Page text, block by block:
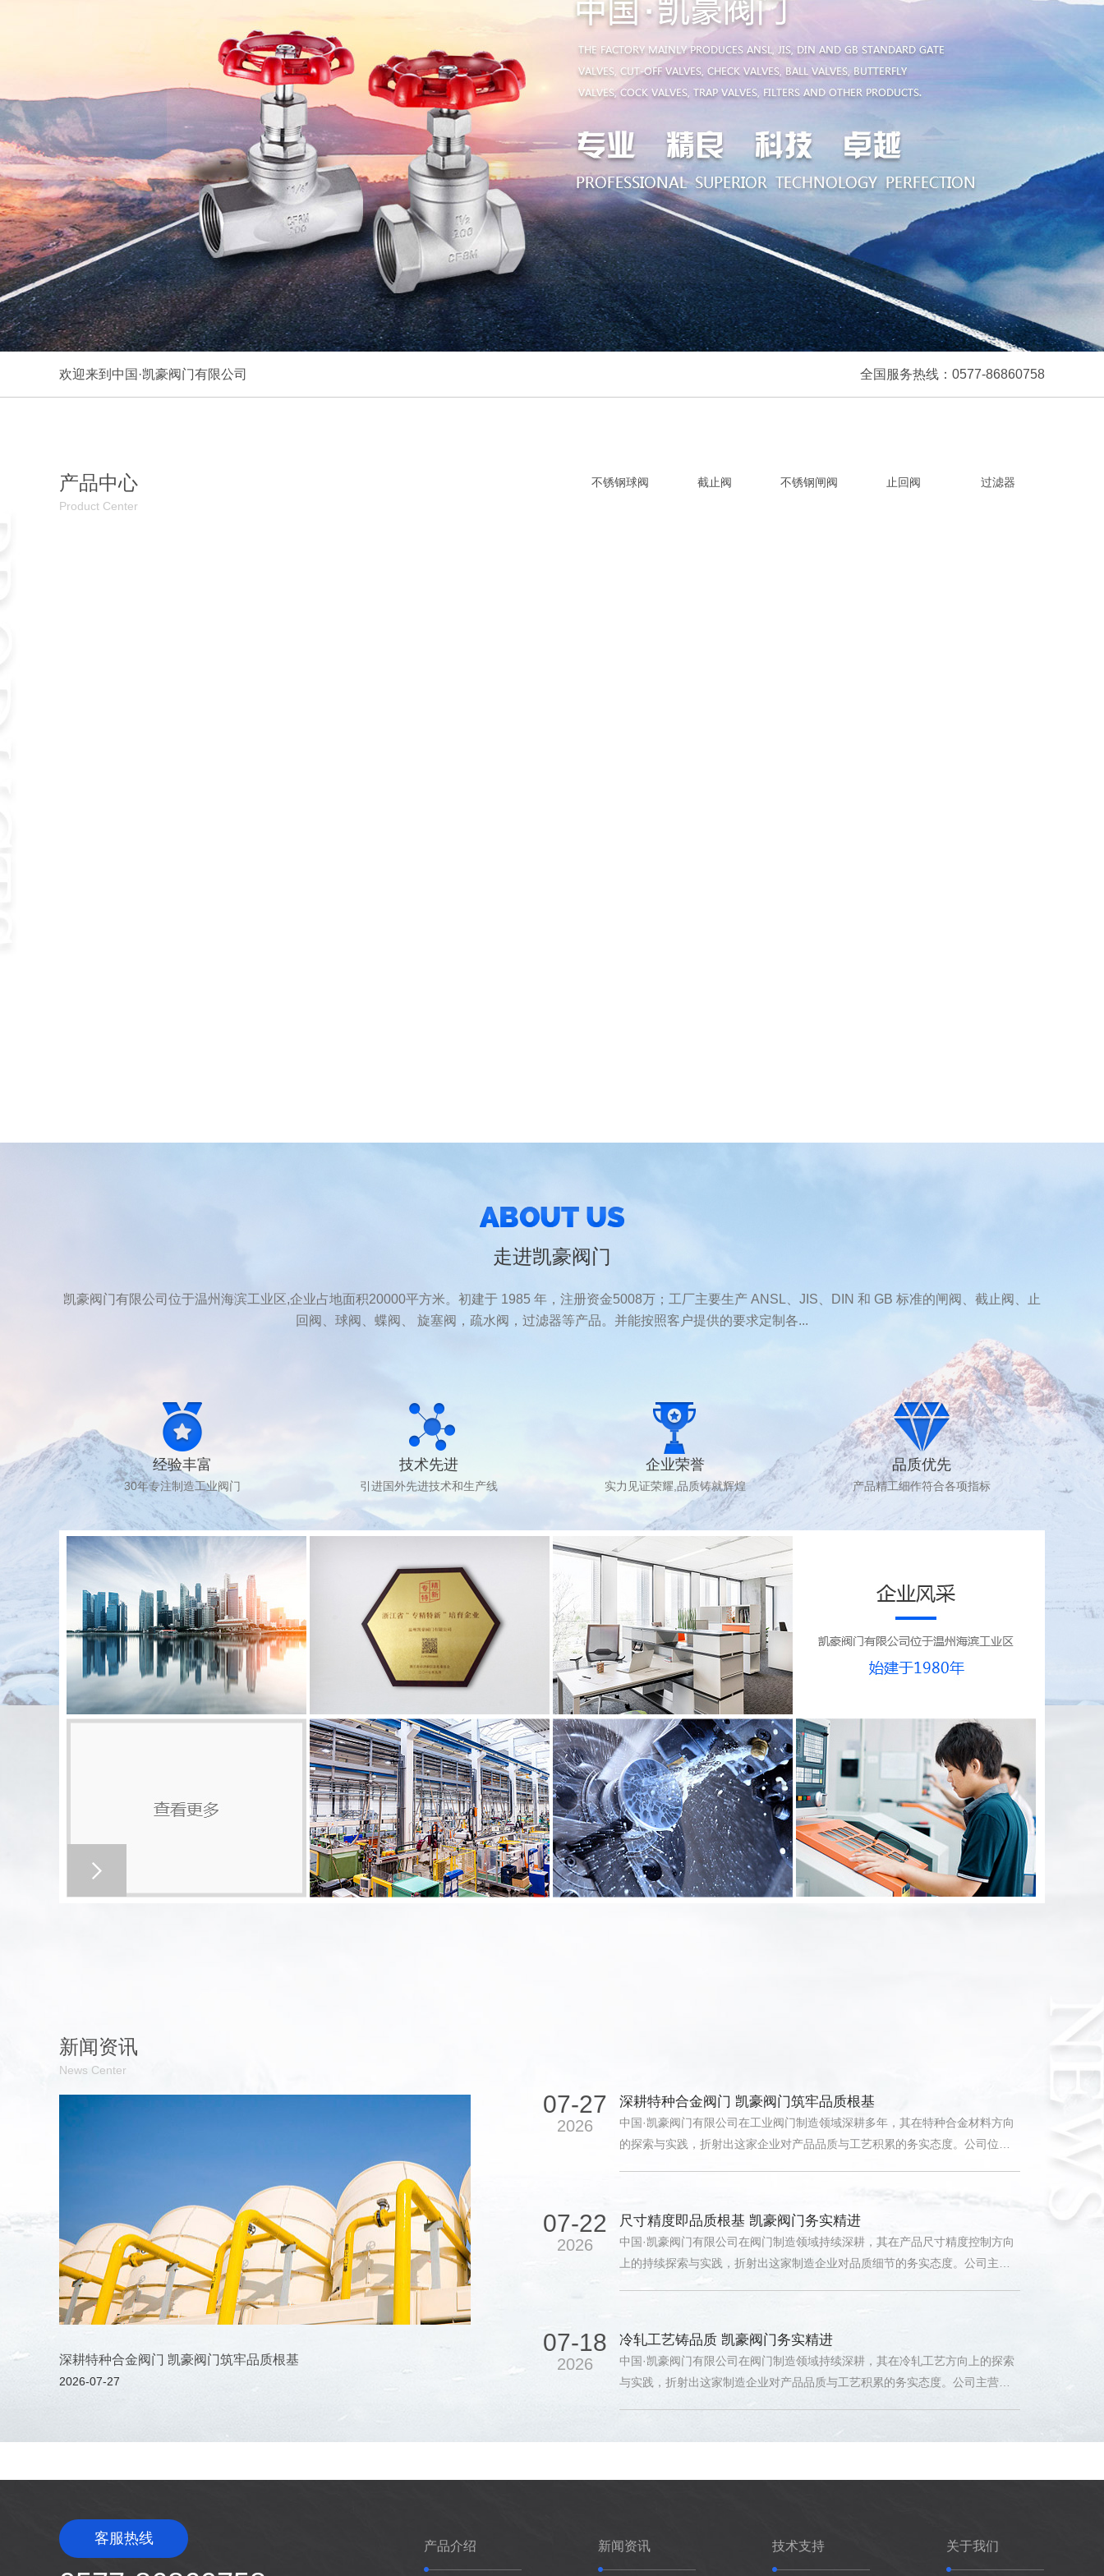
欢迎来到中国·凯豪阀门有限公司 全国服务热线：0577-86860758
产品中心
Product Center
不锈钢球阀 截止阀 不锈钢闸阀 止回阀 过滤器
走进凯豪阀门
凯豪阀门有限公司位于温州海滨工业区,企业占地面积20000平方米。初建于 1985 年，注册资金5008万；工厂主要生产 ANSL、JIS、DIN 和 GB 标准的闸阀、截止阀、止
回阀、球阀、蝶阀、 旋塞阀，疏水阀，过滤器等产品。并能按照客户提供的要求定制各...
经验丰富
30年专注制造工业阀门
技术先进
引进国外先进技术和生产线
企业荣誉
实力见证荣耀,品质铸就辉煌
品质优先
产品精工细作符合各项指标
关于凯豪 企业荣誉 企业风采
新闻资讯
News Center
深耕特种合金阀门 凯豪阀门筑牢品质根基
2026-07-27
在该领域的务实探索与稳步发展。
07-22
2026
尺寸精度即品质根基 凯豪阀门务实精进
中国·凯豪阀门有限公司在阀门制造领域持续深耕，其在产品尺寸精度控制方向
上的持续探索与实践，折射出这家制造企业对品质细节的务实态度。公司主营
07-18
2026
冷轧工艺铸品质 凯豪阀门务实精进
中国·凯豪阀门有限公司在阀门制造领域持续深耕，其在冷轧工艺方向上的探索
与实践，折射出这家制造企业对产品品质与工艺积累的务实态度。公司主营球
阀、闸阀、截止阀等不锈钢阀门产品，在石油、化工、天然气等领域获得应
07-14
2026
凯豪不锈钢阀门以材质与精密加工提升辐照环境可靠性
在核工业装备国产化持续推进的背景下，核电站辐射环境中的阀门产品需在高
温高压及辐照条件下保持长期结构稳定与密封可靠。中国·凯豪阀门有限公司依
客服热线 产品介绍 新闻资讯 技术支持 关于我们